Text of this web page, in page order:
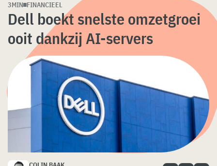
3MIN FINANCIEEL
Dell boekt snelste omzetgroei
ooit dankzij AI-servers